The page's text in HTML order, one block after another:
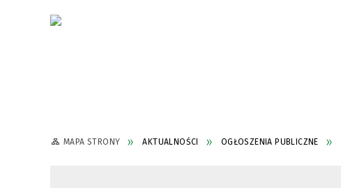
MAPA STRONY AKTUALNOŚCI OGŁOSZENIA PUBLICZNE